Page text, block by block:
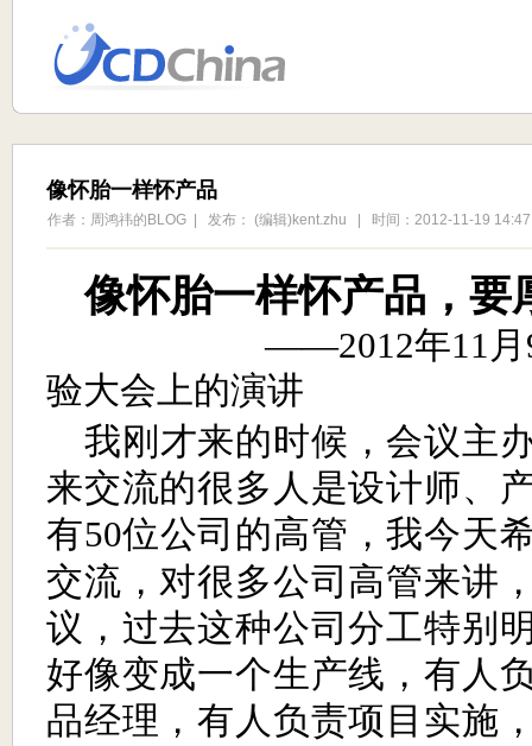
像怀胎一样怀产品
作者：周鸿祎的BLOG | 发布： (编辑)kent.zhu | 时间：2012-11-19
像怀胎一样怀产品，要
——2012年11 月
验大会上的演讲
我刚才来的时候，会议主
来交流的很多人是设计师、
有50位公司的高管，我今天
交流，对很多公司高管来讲
议，过去这种公司分工特别
好像变成一个生产线，有人
品经理，有人负责项目实施